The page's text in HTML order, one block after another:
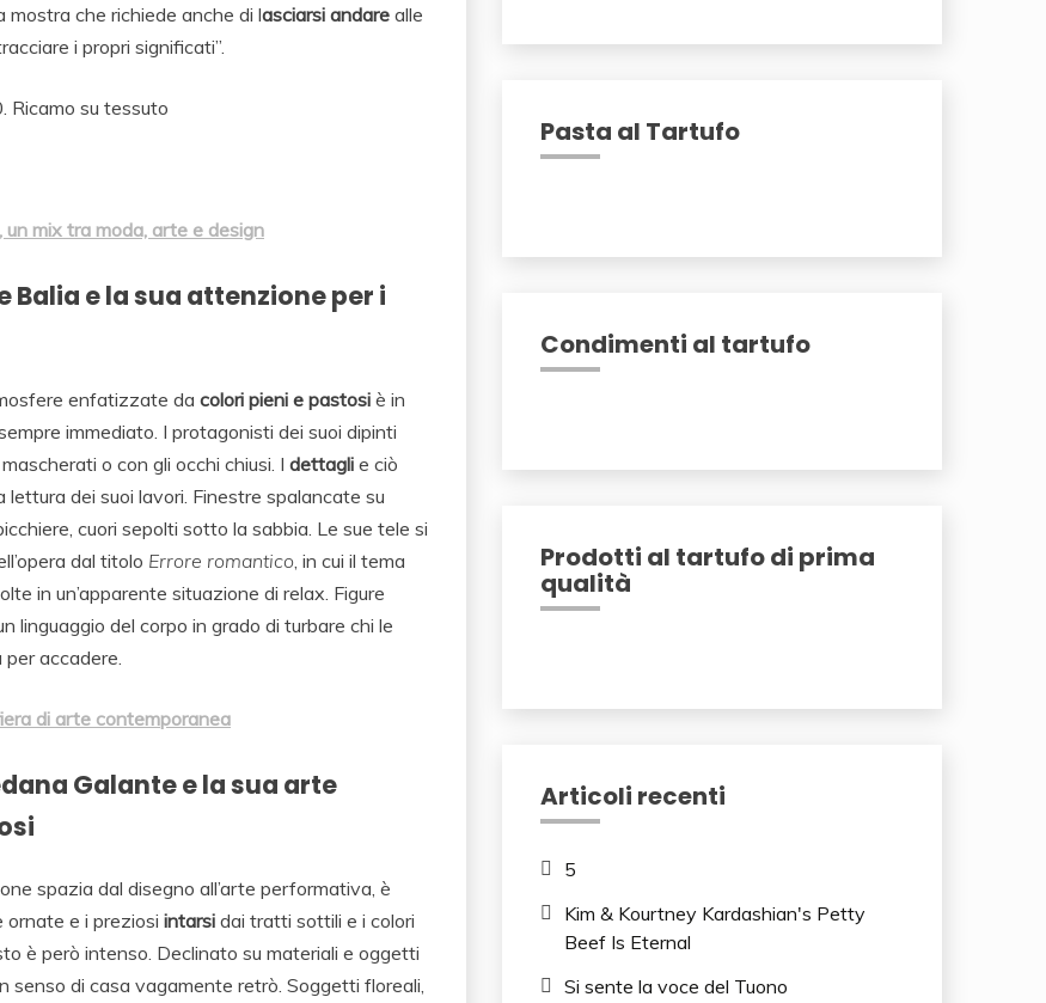
mostra che richiede anche di lasciarsi andare alle
i propri significati”.
mix tra moda, arte e design
e la sua attenzione per i
enfatizzate da colori pieni e pastosi è in
immediato. I protagonisti dei suoi dipinti
o con gli occhi chiusi. I dettagli e ciò
dei suoi lavori. Finestre spalancate su
cuori sepolti sotto la sabbia. Le sue tele si
dal titolo Errore romantico , in cui il tema
in un’apparente situazione di relax. Figure
linguaggio del corpo in grado di turbare chi le
accadere.
di arte contemporanea
Galante e la sua arte
spazia dal disegno all’arte performativa, è
e i preziosi intarsi dai tratti sottili e i colori
è però intenso. Declinato su materiali e oggetti
senso di casa vagamente retrò. Soggetti floreali,
Pasta al Tartufo
Condimenti al tartufo
Prodotti al tartufo di prima
qualità
Articoli recenti
5
Kim & Kourtney Kardashian's Petty
Beef Is Eternal
Si sente la voce del Tuono